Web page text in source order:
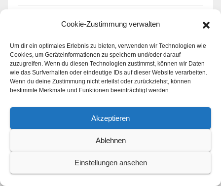
Cookie-Zustimmung verwalten
Um dir ein optimales Erlebnis zu bieten, verwenden wir Technologien wie
Cookies, um Geräteinformationen zu speichern und/oder darauf
zuzugreifen. Wenn du diesen Technologien zustimmst, können wir Daten
wie das Surfverhalten oder eindeutige IDs auf dieser Website verarbeiten.
Wenn du deine Zustimmung nicht erteilst oder zurückziehst, können
bestimmte Merkmale und Funktionen beeinträchtigt werden.
Akzeptieren
Ablehnen
Einstellungen ansehen
Dezember 2021
November 2021
März 2019
1/72 1/144
Airfix Arma Hobby ASK